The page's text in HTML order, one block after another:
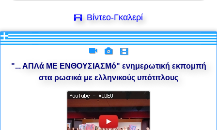
Βίντεο-Γκαλερί
"... ΑΠΛά ΜΕ ΕΝΘΟΥΣΙΑΣΜό" ενημερωτική εκπομπή
στα ρωσικά με ελληνικούς υπότιτλους